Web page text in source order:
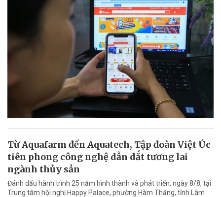
Từ Aquafarm đến Aquatech, Tập đoàn Việt Úc
tiên phong công nghệ dẫn dắt tương lai
ngành thủy sản
Đánh dấu hành trình 25 năm hình thành và phát triển, ngày 8/8, tại
Trung tâm hội nghị Happy Palace, phường Hàm Thắng, tỉnh Lâm